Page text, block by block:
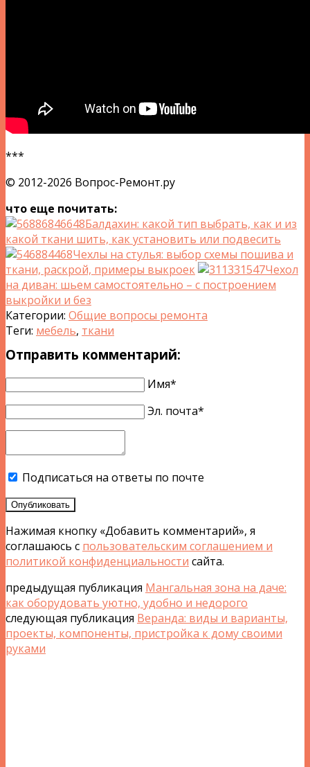
***
© 2012-2026 Вопрос-Ремонт.ру
что еще почитать:
Балдахин: какой тип выбрать, как и из
какой ткани шить, как установить или подвесить
Чехлы на стулья: выбор схемы пошива и
ткани, раскрой, примеры выкроек
Чехол
на диван: шьем самостоятельно – с построением
выкройки и без
Категории: Общие вопросы ремонта
Теги: мебель, ткани
Отправить комментарий:
Имя*
Эл. почта*
Подписаться на ответы по почте
Опубликовать
Нажимая кнопку «Добавить комментарий», я
соглашаюсь с пользовательским соглашением и
политикой конфиденциальности сайта.
предыдущая публикация Мангальная зона на даче:
как оборудовать уютно, удобно и недорого
следующая публикация Веранда: виды и варианты,
проекты, компоненты, пристройка к дому своими
руками